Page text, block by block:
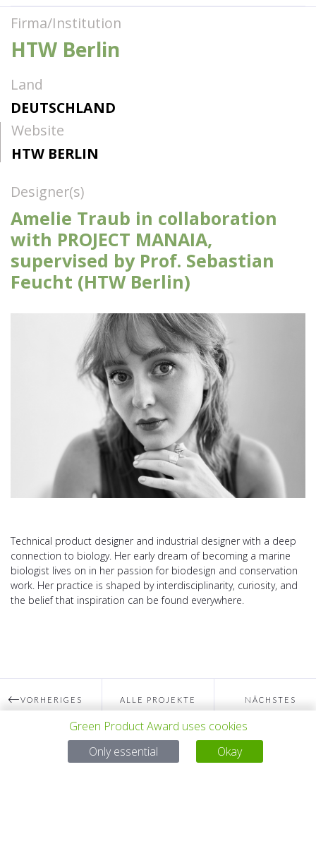
Firma/Institution
HTW Berlin
Land
DEUTSCHLAND
Website
HTW BERLIN
Designer(s)
Amelie Traub in collaboration
with PROJECT MANAIA,
supervised by Prof. Sebastian
Feucht (HTW Berlin)
Technical product designer and industrial designer with a deep
connection to biology. Her early dream of becoming a marine
biologist lives on in her passion for biodesign and conservation
work. Her practice is shaped by interdisciplinarity, curiosity, and
the belief that inspiration can be found everywhere.
VORHERIGES ALLE PROJEKTE NÄCHSTES
PROJEKT
Bei Fragen:
Green Product Award uses cookies
Only essential
Okay